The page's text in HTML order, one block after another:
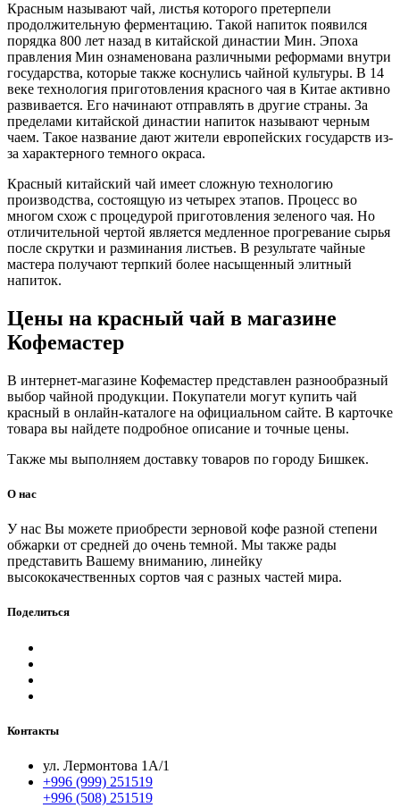
Красным называют чай, листья которого претерпели
продолжительную ферментацию. Такой напиток появился
порядка 800 лет назад в китайской династии Мин. Эпоха
правления Мин ознаменована различными реформами внутри
государства, которые также коснулись чайной культуры. В 14
веке технология приготовления красного чая в Китае активно
развивается. Его начинают отправлять в другие страны. За
пределами китайской династии напиток называют черным
чаем. Такое название дают жители европейских государств из-
за характерного темного окраса.
Красный китайский чай имеет сложную технологию
производства, состоящую из четырех этапов. Процесс во
многом схож с процедурой приготовления зеленого чая. Но
отличительной чертой является медленное прогревание сырья
после скрутки и разминания листьев. В результате чайные
мастера получают терпкий более насыщенный элитный
напиток.
Цены на красный чай в магазине
Кофемастер
В интернет-магазине Кофемастер представлен разнообразный
выбор чайной продукции. Покупатели могут купить чай
красный в онлайн-каталоге на официальном сайте. В карточке
товара вы найдете подробное описание и точные цены.
Также мы выполняем доставку товаров по городу Бишкек.
О нас
У нас Вы можете приобрести зерновой кофе разной степени
обжарки от средней до очень темной. Мы также рады
представить Вашему вниманию, линейку
высококачественных сортов чая с разных частей мира.
Поделиться
Контакты
ул. Лермонтова 1А/1
+996 (999) 251519
+996 (508) 251519